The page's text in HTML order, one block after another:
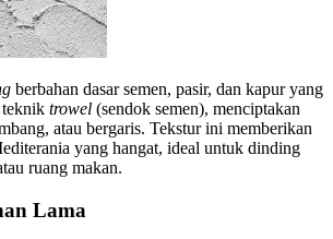
berbahan dasar semen, pasir, dan kapur yang
teknik trowel (sendok semen), menciptakan
atau bergaris. Tekstur ini memberikan
yang hangat, ideal untuk dinding
ruang makan.
Lama